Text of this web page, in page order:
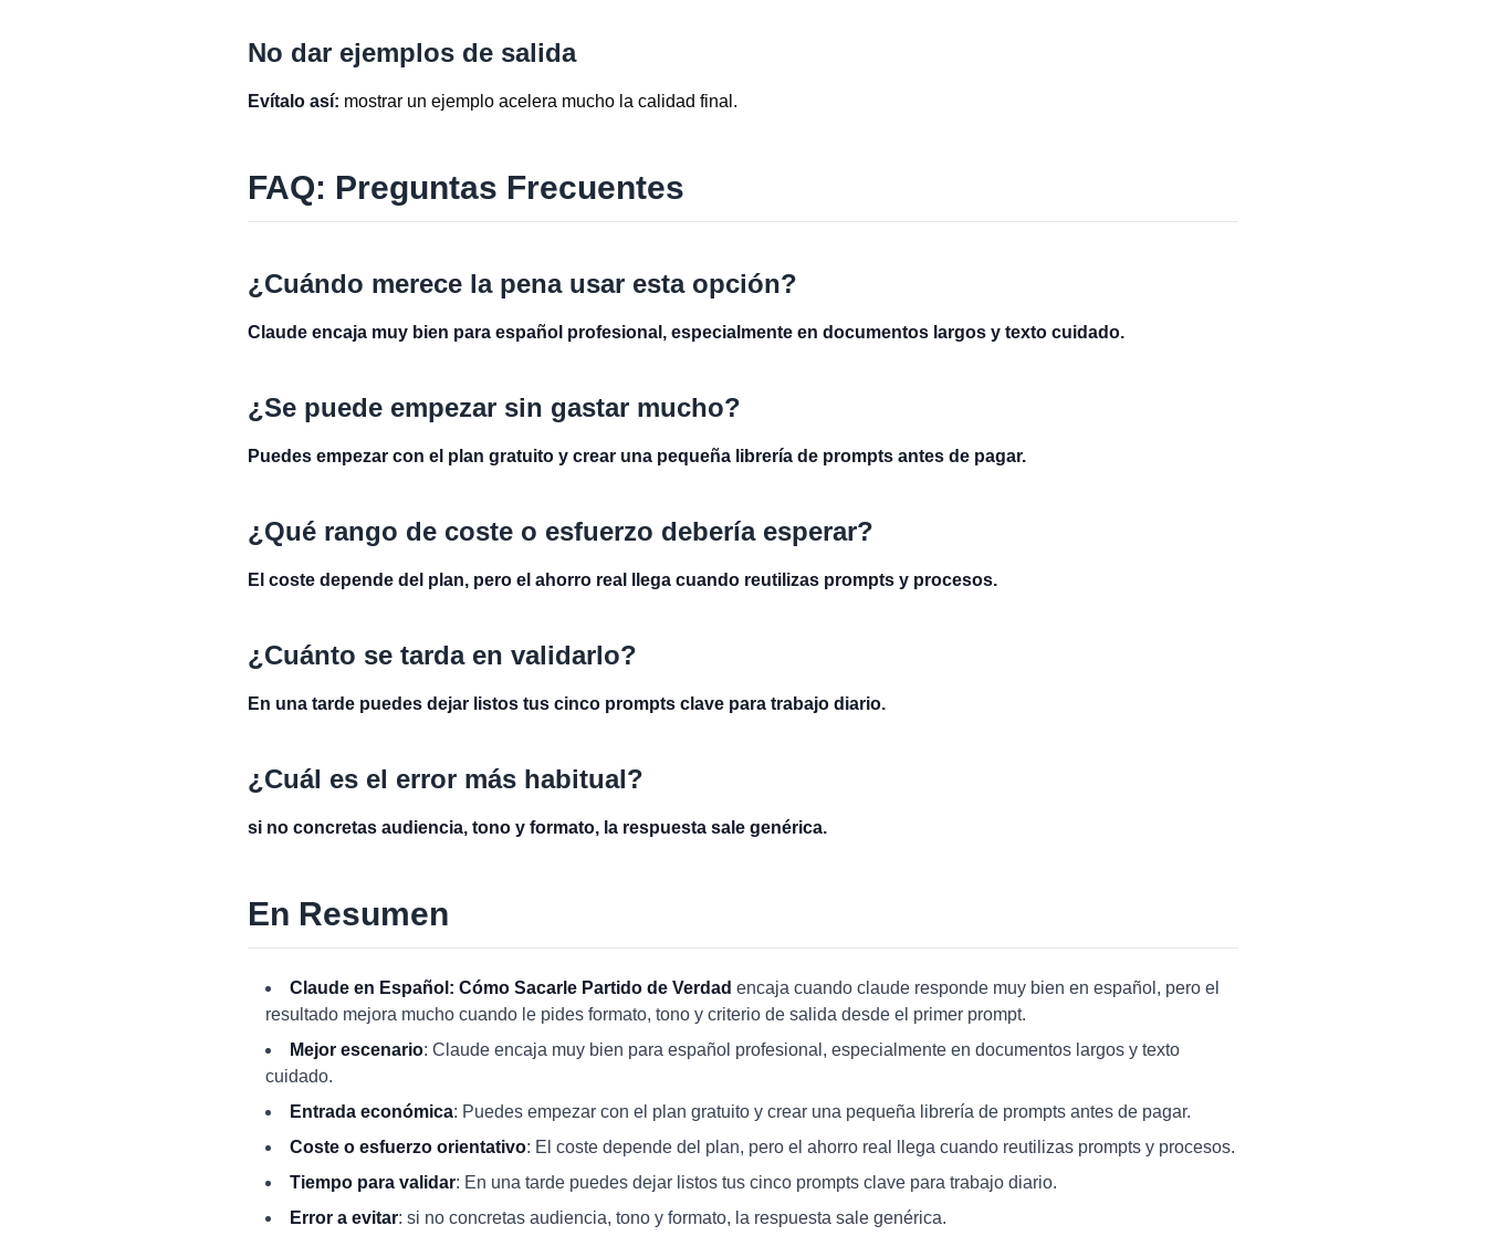
No dar ejemplos de salida
Evítalo así: mostrar un ejemplo acelera mucho la calidad final.
FAQ: Preguntas Frecuentes
¿Cuándo merece la pena usar esta opción?
Claude encaja muy bien para español profesional, especialmente en documentos largos y texto cuidado.
¿Se puede empezar sin gastar mucho?
Puedes empezar con el plan gratuito y crear una pequeña librería de prompts antes de pagar.
¿Qué rango de coste o esfuerzo debería esperar?
El coste depende del plan, pero el ahorro real llega cuando reutilizas prompts y procesos.
¿Cuánto se tarda en validarlo?
En una tarde puedes dejar listos tus cinco prompts clave para trabajo diario.
¿Cuál es el error más habitual?
si no concretas audiencia, tono y formato, la respuesta sale genérica.
En Resumen
Claude en Español: Cómo Sacarle Partido de Verdad encaja cuando claude responde muy bien en español, pero el
resultado mejora mucho cuando le pides formato, tono y criterio de salida desde el primer prompt.
Mejor escenario: Claude encaja muy bien para español profesional, especialmente en documentos largos y texto
cuidado.
Entrada económica: Puedes empezar con el plan gratuito y crear una pequeña librería de prompts antes de pagar.
Coste o esfuerzo orientativo: El coste depende del plan, pero el ahorro real llega cuando reutilizas prompts y procesos.
Tiempo para validar: En una tarde puedes dejar listos tus cinco prompts clave para trabajo diario.
Error a evitar: si no concretas audiencia, tono y formato, la respuesta sale genérica.